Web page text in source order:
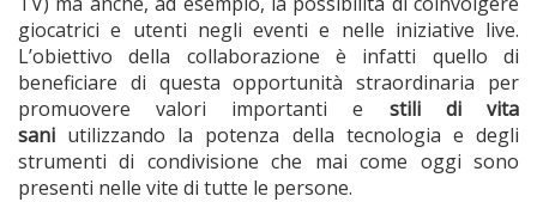
giocatrici e utenti negli eventi e nelle iniziative live.
L’obiettivo della collaborazione è infatti quello di
beneficiare di questa opportunità straordinaria per
promuovere valori importanti e stili di vita
sani utilizzando la potenza della tecnologia e degli
strumenti di condivisione che mai come oggi sono
presenti nelle vite di tutte le persone.